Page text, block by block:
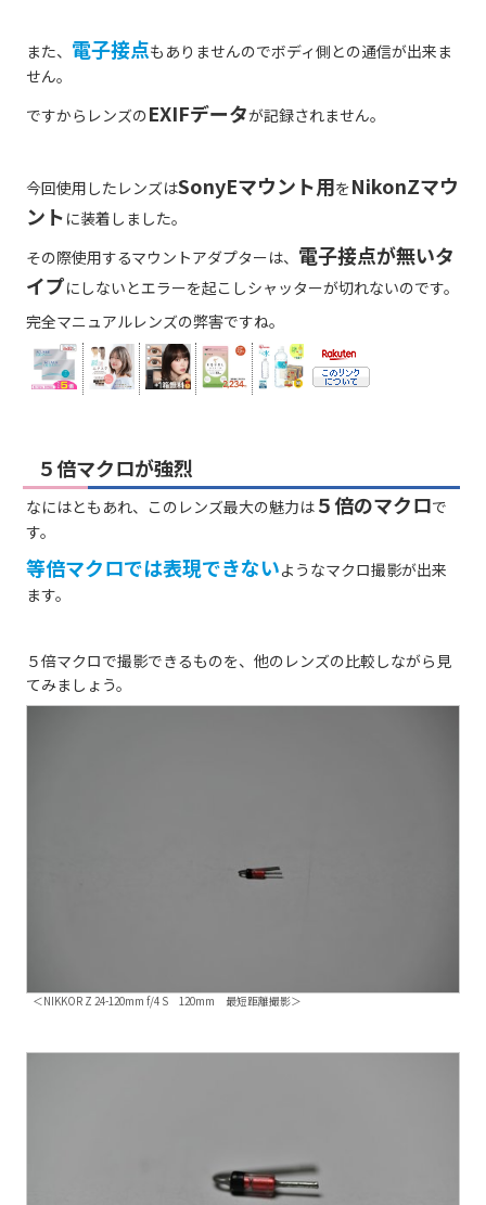
また、 電子接点もありませんのでボディ側との通信が出来ま
せん。
ですからレンズのEXIFデータが記録されません。
今回使用したレンズはSonyEマウント用をNikonZマウ
ント に装着しました。
その際使用するマウントアダプターは、 電子接点が無いタ
イプにしないとエラーを起こしシャッターが切れないのです。
完全マニュアルレンズの弊害ですね。
５倍マクロが強烈
なにはともあれ、このレンズ最大の魅力は ５倍のマクロで
す。
等倍マクロでは表現できないようなマクロ撮影が出来
ます。
５倍マクロで撮影できるものを、他のレンズの比較しながら見
てみましょう。
＜NIKKOR Z 24-120mm f/4 S 120mm 最短距離撮影＞